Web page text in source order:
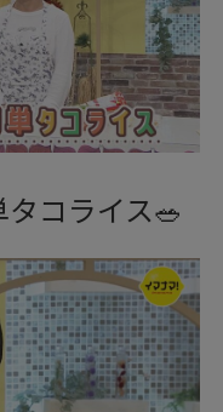
タコライス🥗